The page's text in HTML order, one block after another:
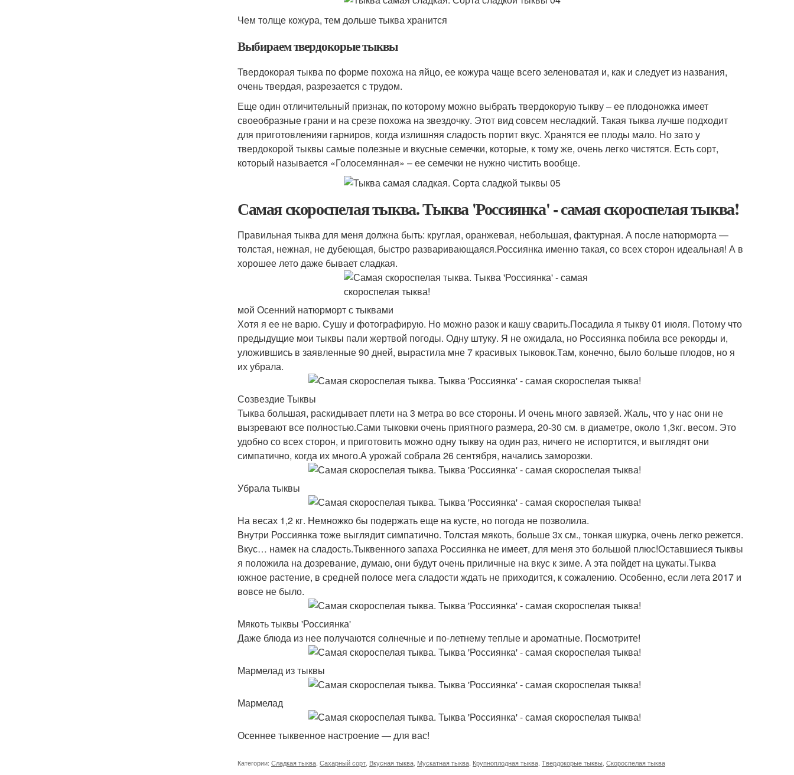
Чем толще кожура, тем дольше тыква хранится
Выбираем твердокорые тыквы
Твердокорая тыква по форме похожа на яйцо, ее кожура чаще всего зеленоватая и, как и следует из названия,
очень твердая, разрезается с трудом.
Еще один отличительный признак, по которому можно выбрать твердокорую тыкву – ее плодоножка имеет
своеобразные грани и на срезе похожа на звездочку. Этот вид совсем несладкий. Такая тыква лучше подходит
для приготовленияи гарниров, когда излишняя сладость портит вкус. Хранятся ее плоды мало. Но зато у
твердокорой тыквы самые полезные и вкусные семечки, которые, к тому же, очень легко чистятся. Есть сорт,
который называется «Голосемянная» – ее семечки не нужно чистить вообще.
Самая скороспелая тыква. Тыква 'Россиянка' - самая скороспелая тыква!
Правильная тыква для меня должна быть: круглая, оранжевая, небольшая, фактурная. А после натюрморта —
толстая, нежная, не дубеющая, быстро разваривающаяся.Россиянка именно такая, со всех сторон идеальная! А в
хорошее лето даже бывает сладкая.
мой Осенний натюрморт с тыквами
Хотя я ее не варю. Сушу и фотографирую. Но можно разок и кашу сварить.Посадила я тыкву 01 июля. Потому что
предыдущие мои тыквы пали жертвой погоды. Одну штуку. Я не ожидала, но Россиянка побила все рекорды и,
уложившись в заявленные 90 дней, вырастила мне 7 красивых тыковок.Там, конечно, было больше плодов, но я
их убрала.
Созвездие Тыквы
Тыква большая, раскидывает плети на 3 метра во все стороны. И очень много завязей. Жаль, что у нас они не
вызревают все полностью.Сами тыковки очень приятного размера, 20-30 см. в диаметре, около 1,3кг. весом. Это
удобно со всех сторон, и приготовить можно одну тыкву на один раз, ничего не испортится, и выглядят они
симпатично, когда их много.А урожай собрала 26 сентября, начались заморозки.
Убрала тыквы
На весах 1,2 кг. Немножко бы подержать еще на кусте, но погода не позволила.
Внутри Россиянка тоже выглядит симпатично. Толстая мякоть, больше 3х см., тонкая шкурка, очень легко режется.
Вкус… намек на сладость.Тыквенного запаха Россиянка не имеет, для меня это большой плюс!Оставшиеся тыквы
я положила на дозревание, думаю, они будут очень приличные на вкус к зиме. А эта пойдет на цукаты.Тыква
южное растение, в средней полосе мега сладости ждать не приходится, к сожалению. Особенно, если лета 2017 и
вовсе не было.
Мякоть тыквы 'Россиянка'
Даже блюда из нее получаются солнечные и по-летнему теплые и ароматные. Посмотрите!
Мармелад из тыквы
Мармелад
Осеннее тыквенное настроение — для вас!
Категории: Сладкая тыква Сахарный сорт Вкусная тыква Мускатная тыква Крупноплодная тыква Твердокорые тыквы Скороспелая тыква